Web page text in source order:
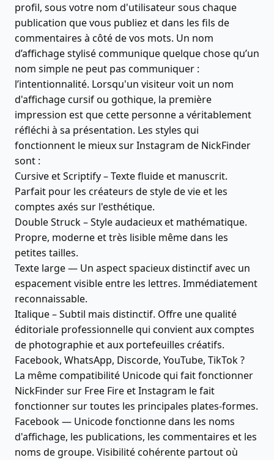
profil, sous votre nom d'utilisateur sous chaque
publication que vous publiez et dans les fils de
commentaires à côté de vos mots. Un nom
d’affichage stylisé communique quelque chose qu’un
nom simple ne peut pas communiquer :
l’intentionnalité. Lorsqu'un visiteur voit un nom
d'affichage cursif ou gothique, la première
impression est que cette personne a véritablement
réfléchi à sa présentation. Les styles qui
fonctionnent le mieux sur Instagram de NickFinder
sont :
Cursive et Scriptify – Texte fluide et manuscrit.
Parfait pour les créateurs de style de vie et les
comptes axés sur l'esthétique.
Double Struck – Style audacieux et mathématique.
Propre, moderne et très lisible même dans les
petites tailles.
Texte large — Un aspect spacieux distinctif avec un
espacement visible entre les lettres. Immédiatement
reconnaissable.
Italique – Subtil mais distinctif. Offre une qualité
éditoriale professionnelle qui convient aux comptes
de photographie et aux portefeuilles créatifs.
Facebook, WhatsApp, Discorde, YouTube, TikTok ?
La même compatibilité Unicode qui fait fonctionner
NickFinder sur Free Fire et Instagram le fait
fonctionner sur toutes les principales plates-formes.
Facebook — Unicode fonctionne dans les noms
d'affichage, les publications, les commentaires et les
noms de groupe. Visibilité cohérente partout où